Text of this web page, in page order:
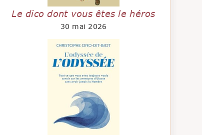
Le dico dont vous êtes le héros
30 mai 2026